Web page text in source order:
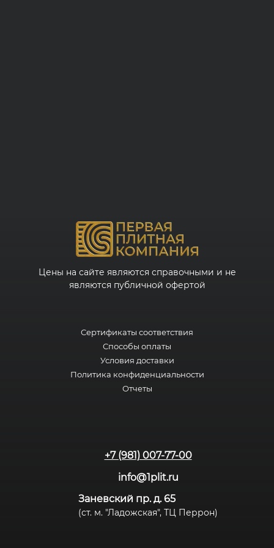
Цены на сайте являются справочными и не
являются публичной офертой
Сертификаты соответствия
Способы оплаты
Условия доставки
Политика конфиденциальности
Отчеты
+7 (981) 007-77-00
info@1plit.ru
Заневский пр. д. 65
(ст. м. "Ладожская", ТЦ Перрон)